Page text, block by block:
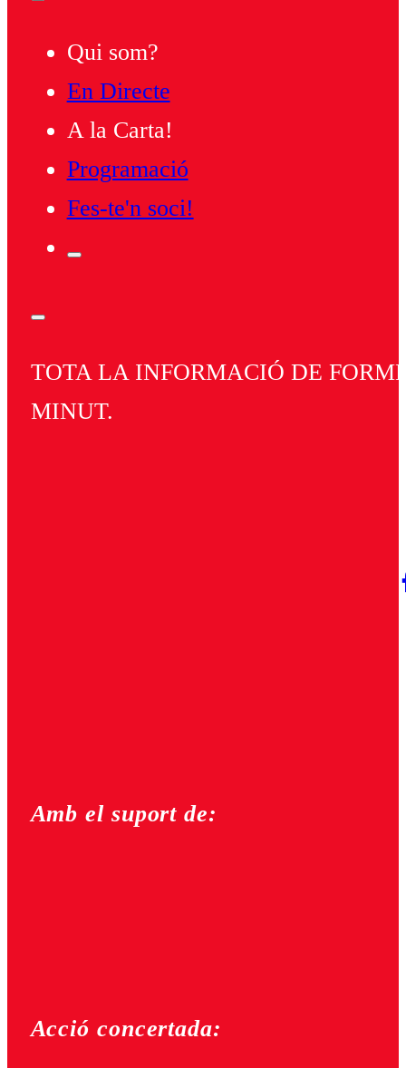
Qui som?
En Directe
A la Carta!
Programació
Fes-te'n soci!
TOTA LA INFORMACIÓ DE
MINUT.
Amb el suport de:
Acció concertada: